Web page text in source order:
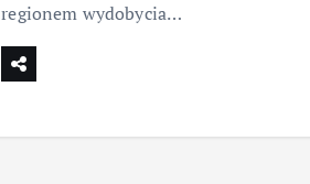
regionem wydobycia…